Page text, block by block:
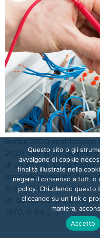
2020 fino al 31
di un bonus, sotto
ammodernamento degli
Arera, l’Autorità per
un bonus per il rinnovo
1970, o fra […]
Questo sito o gli
avvalgono di cookie
finalità illustrate nella
negare il consenso a tutti o
policy. Chiudendo questo
cliccando su un link o
maniera,
Accetto